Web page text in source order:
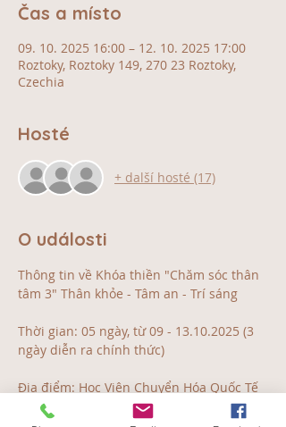
Čas a místo
09. 10. 2025 16:00 – 12. 10. 2025 17:00
Roztoky, Roztoky 149, 270 23 Roztoky,
Czechia
Hosté
+ další hosté (17)
O události
Thông tin về Khóa thiền "Chăm sóc thân
tâm 3" Thân khỏe - Tâm an - Trí sáng
Thời gian: 05 ngày, từ 09 - 13.10.2025 (3
ngày diễn ra chính thức)
Địa điểm: Học Viện Chuyển Hóa Quốc Tế
(ITA) - Praha